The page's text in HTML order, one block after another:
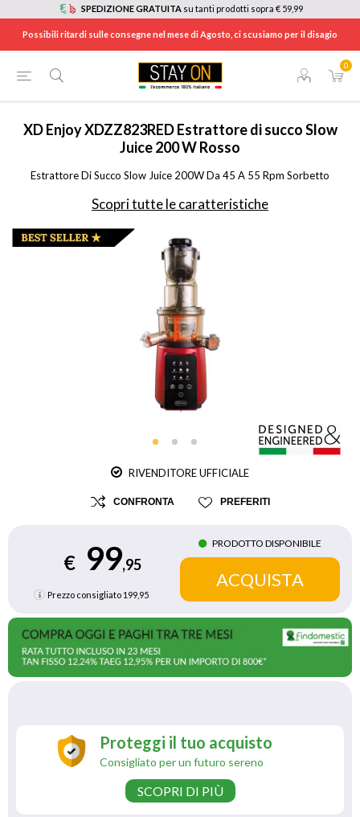
SPEDIZIONE GRATUITA su tanti prodotti sopra € 59,99
Possibili ritardi sulle consegne nel mese di Agosto, ci scusiamo per il disagio
0
ELETTRODOMESTICI / ELETTRODOMESTICI DA CUCINA
XD EnjoyXDZZ823RED Estrattore di succo Slow
Juice 200 W Rosso
Estrattore Di Succo Slow Juice 200W Da 45 A 55 Rpm Sorbetto
Scopri tutte le caratteristiche
RIVENDITORE UFFICIALE
CONFRONTA PREFERITI
€ 99,95
Prezzo consigliato 199,95
PRODOTTO DISPONIBILE
Proteggi il tuo acquisto
Consigliato per un futuro sereno
SCOPRI DI PIÙ